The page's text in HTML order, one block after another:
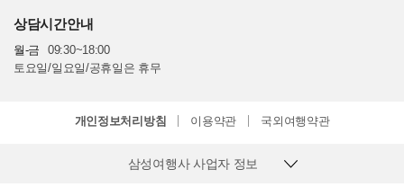
상담시간안내
월-금
09:30~18:00
토요일/일요일/공휴일은 휴무
개인정보처리방침 이용약관 국외여행약관
삼성여행사 사업자 정보